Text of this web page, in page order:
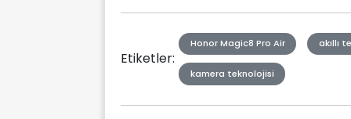
Etiketler:
Honor Magic8 Pro Air akıllı
kamera teknolojisi